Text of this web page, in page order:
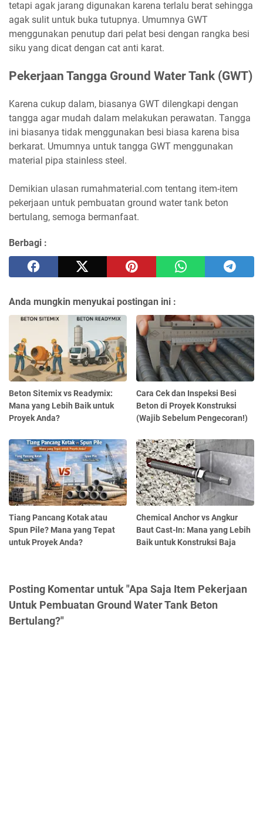
tetapi agak jarang digunakan karena terlalu berat sehingga
agak sulit untuk buka tutupnya. Umumnya GWT
menggunakan penutup dari pelat besi dengan rangka besi
siku yang dicat dengan cat anti karat.
Pekerjaan Tangga Ground Water Tank (GWT)
Karena cukup dalam, biasanya GWT dilengkapi dengan
tangga agar mudah dalam melakukan perawatan. Tangga
ini biasanya tidak menggunakan besi biasa karena bisa
berkarat. Umumnya untuk tangga GWT menggunakan
material pipa stainless steel.
Demikian ulasan rumahmaterial.com tentang item-item
pekerjaan untuk pembuatan ground water tank beton
bertulang, semoga bermanfaat.
Berbagi :
Anda mungkin menyukai postingan ini :
Beton Sitemix vs Readymix:
Mana yang Lebih Baik untuk
Proyek Anda?
Cara Cek dan Inspeksi Besi
Beton di Proyek Konstruksi
(Wajib Sebelum Pengecoran!)
Tiang Pancang Kotak atau
Spun Pile? Mana yang Tepat
untuk Proyek Anda?
Chemical Anchor vs Angkur
Baut Cast-In: Mana yang Lebih
Baik untuk Konstruksi Baja
Posting Komentar untuk "Apa Saja Item Pekerjaan
Untuk Pembuatan Ground Water Tank Beton
Bertulang?"